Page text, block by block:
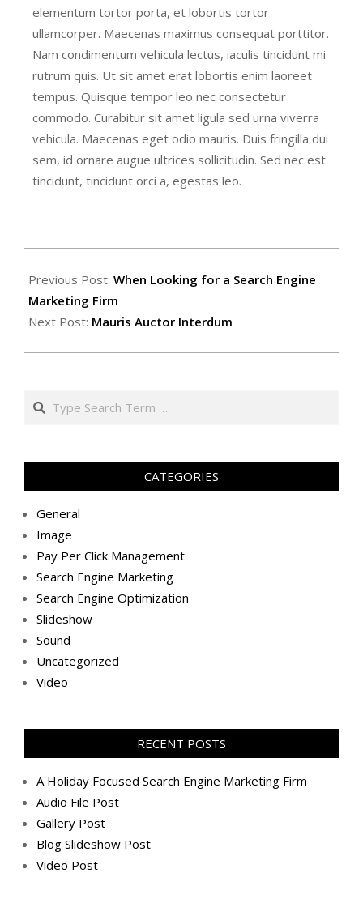
elementum tortor porta, et lobortis tortor
ullamcorper. Maecenas maximus consequat porttitor.
Nam condimentum vehicula lectus, iaculis tincidunt mi
rutrum quis. Ut sit amet erat lobortis enim laoreet
tempus. Quisque tempor leo nec consectetur
commodo. Curabitur sit amet ligula sed urna viverra
vehicula. Maecenas eget odio mauris. Duis fringilla dui
sem, id ornare augue ultrices sollicitudin. Sed nec est
tincidunt, tincidunt orci a, egestas leo.
11-
25
Previous Post: When Looking for a Search Engine
Marketing Firm
Next Post: Mauris Auctor Interdum
Search
CATEGORIES
General
Image
Pay Per Click Management
Search Engine Marketing
Search Engine Optimization
Slideshow
Sound
Uncategorized
Video
RECENT POSTS
A Holiday Focused Search Engine Marketing Firm
Audio File Post
Gallery Post
Blog Slideshow Post
Video Post